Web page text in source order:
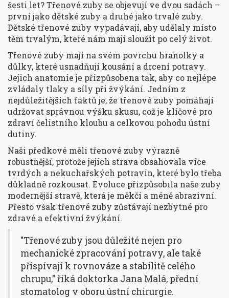
šesti let? Třenové zuby se objevují ve dvou sadách –
první jako dětské zuby a druhé jako trvalé zuby.
Dětské třenové zuby vypadávají, aby udělaly místo
těm trvalým, které nám mají sloužit po celý život.
Třenové zuby mají na svém povrchu hranolky a
důlky, které usnadňují kousání a drcení potravy.
Jejich anatomie je přizpůsobena tak, aby co nejlépe
zvládaly tlaky a síly při žvýkání. Jedním z
nejdůležitějších faktů je, že třenové zuby pomáhají
udržovat správnou výšku skusu, což je klíčové pro
zdraví čelistního kloubu a celkovou pohodu ústní
dutiny.
Naši předkové měli třenové zuby výrazně
robustnější, protože jejich strava obsahovala více
tvrdých a nekuchařských potravin, které bylo třeba
důkladně rozkousat. Evoluce přizpůsobila naše zuby
modernější stravě, která je měkčí a méně abrazivní.
Přesto však třenové zuby zůstávají nezbytné pro
zdravé a efektivní žvýkání.
"Třenové zuby jsou důležité nejen pro
mechanické zpracování potravy, ale také
přispívají k rovnováze a stabilitě celého
chrupu," říká doktorka Jana Malá, přední
stomatolog v oboru ústní chirurgie.